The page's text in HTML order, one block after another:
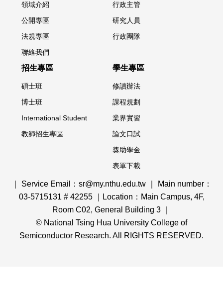
領域介紹
公開專區
法規專區
聯絡我們
行政主管
研究人員
行政團隊
招生專區
碩士班
博士班
International Student
教師招生專區
學生專區
修讀辦法
課程規劃
業界實習
論文口試
獎助學金
表單下載
｜ Service Email：sr@my.nthu.edu.tw ｜ Main number：
03-5715131 # 42255 ｜Location：Main Campus, 4F,
Room C02, General Building 3 ｜
© National Tsing Hua University College of
Semiconductor Research. All RIGHTS RESERVED.